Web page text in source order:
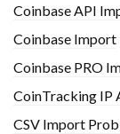
Coinbase API
Coinbase Import
Coinbase PRO
CoinTracking IP
CSV Import